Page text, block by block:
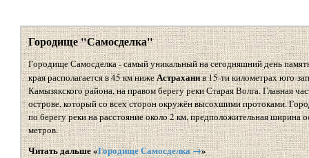
Городище "Самосделка"
Городище Самосделка - самый уникальный на сегодняшний день
края располагается в 45 км нижеАстраханив 15-ти километрах юго-
Камызякского района, на правом берегу реки Старая Волга. Главная
острове, который со всех сторон окружён высохшими протоками.
по берегу реки на расстояние около 2 км, предположительная ширина
метров.
Читать дальше «Городище Самосделка →»